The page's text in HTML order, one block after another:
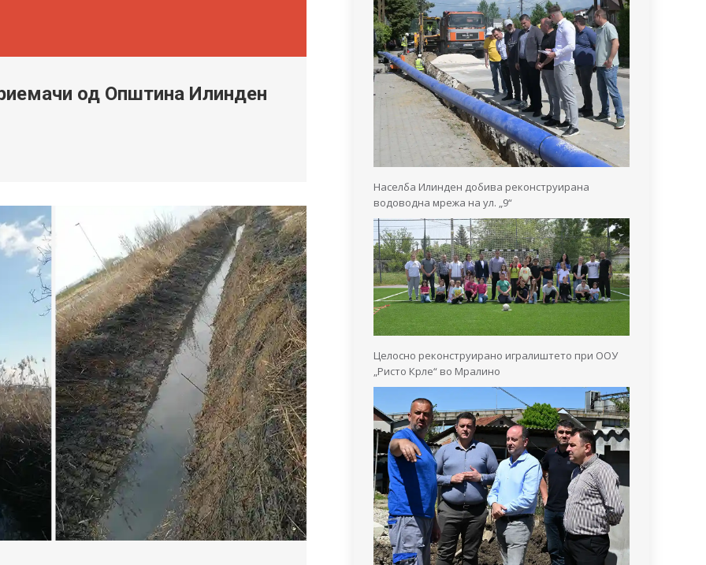
од Општина Илинден
Населба Илинден добива реконструирана
водоводна мрежа на ул. „9“
Целосно реконструирано игралиштето при ООУ
„Ристо Крле“ во Мралино